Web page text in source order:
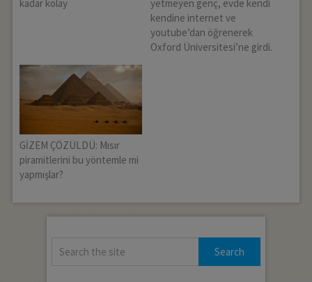
kadar kolay
yetmeyen genç, evde kendi
kendine internet ve
youtube’dan öğrenerek
Oxford Üniversitesi’ne girdi.
GİZEM ÇÖZÜLDÜ: Mısır
piramitlerini bu yöntemle mi
yapmışlar?